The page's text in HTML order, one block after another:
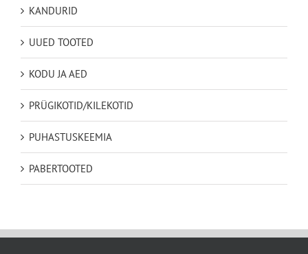
KANDURID
UUED TOOTED
KODU JA AED
PRÜGIKOTID/KILEKOTID
PUHASTUSKEEMIA
PABERTOOTED